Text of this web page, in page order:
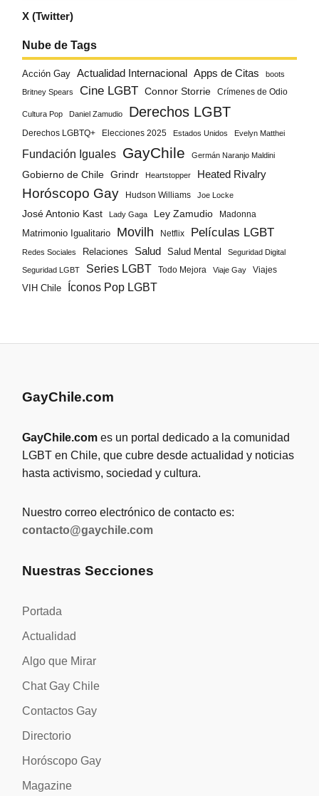
X (Twitter)
Nube de Tags
Acción Gay Actualidad Internacional Apps de Citas boots
Britney Spears Cine LGBT Connor Storrie Crímenes de Odio
Cultura Pop Daniel Zamudio Derechos LGBT
Derechos LGBTQ+ Elecciones 2025 Estados Unidos Evelyn Matthei
Fundación Iguales GayChile Germán Naranjo Maldini
Gobierno de Chile Grindr Heartstopper Heated Rivalry
Horóscopo Gay Hudson Williams Joe Locke
José Antonio Kast Lady Gaga Ley Zamudio Madonna
Matrimonio Igualitario Movilh Netflix Películas LGBT
Redes Sociales Relaciones Salud Salud Mental Seguridad Digital
Seguridad LGBT Series LGBT Todo Mejora Viaje Gay
Viajes
VIH Chile
Íconos Pop LGBT
GayChile.com
GayChile.com es un portal dedicado a la comunidad
LGBT en Chile, que cubre desde actualidad y noticias
hasta activismo, sociedad y cultura.
Nuestro correo electrónico de contacto es:
contacto@gaychile.com
Nuestras Secciones
Portada
Actualidad
Algo que Mirar
Chat Gay Chile
Contactos Gay
Directorio
Horóscopo Gay
Magazine